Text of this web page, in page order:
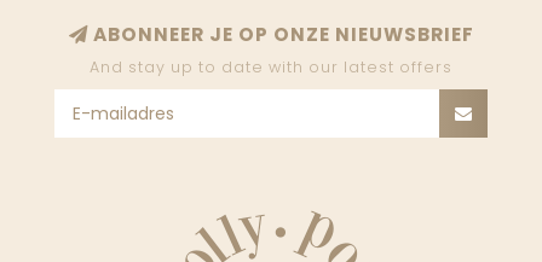
ABONNEER JE OP ONZE NIEUWSBRIEF
And stay up to date with our latest offers